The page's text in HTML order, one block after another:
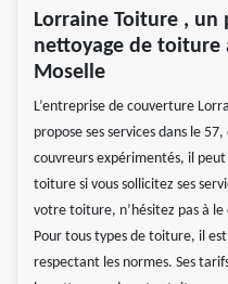
Lorraine Toiture , un
nettoyage de toiture
Moselle
L’entreprise de couverture
propose ses services dans le
couvreurs expérimentés, il
toiture si vous sollicitez ses
votre toiture, n’hésitez pas à
Pour tous types de toiture, il
respectant les normes. Ses